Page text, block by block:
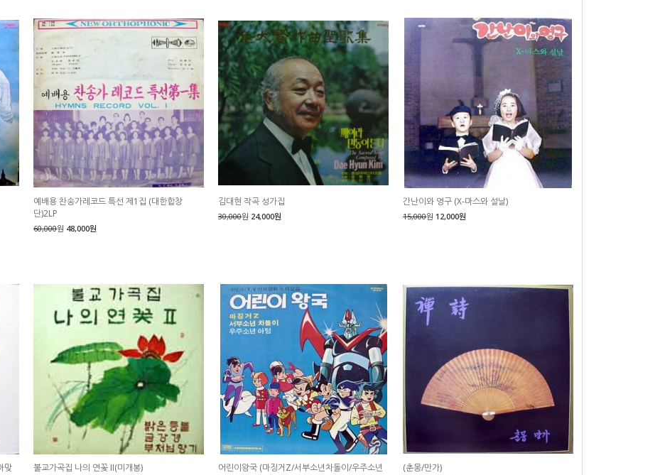
예배용 찬송가레코드 특선 제1집 (대한합창
단)2LP
60,000원 48,000원
김대현 작곡 성가집
30,000원 24,000원
간난이와 영구 (X-마스와 설날)
15,000원 12,000원
맞
불교가곡집 나의 연꽃 II(미개봉)
어린이왕국 (마징거Z/서부소년차돌이/우주소년
(춘몽/만가)